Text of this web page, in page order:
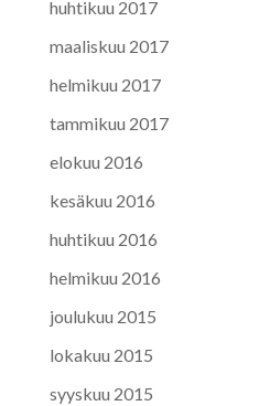
huhtikuu 2017
maaliskuu 2017
helmikuu 2017
tammikuu 2017
elokuu 2016
kesäkuu 2016
huhtikuu 2016
helmikuu 2016
joulukuu 2015
lokakuu 2015
syyskuu 2015